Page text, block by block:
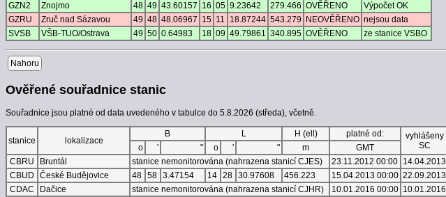
GZN2
Znojmo 48 49 43.60157 16 05 9.23642 279.466 OVĚŘENO
Výpočet OK
GZRU
Zruč nad Sázavou 49 48 48.06967 15 11 18.87244 543.279 NEOVĚŘENO nejsou data
SVSB
VŠB-TUO/Ostrava 49 50 0.64983 18 09 49.79861 340.895 OVĚŘENO ze stanice VSBO
Nahoru
Ověřené souřadnice stanic
Souřadnice jsou platné od data uvedeného v tabulce do 5.8.2026 (středa), včetně.
stanice lokalizace
B L H (ell) platné od:
vyhlášeny
SC
o ' " o ' " m
GMT
CBRU
Bruntál stanice nemonitorována (nahrazena stanicí CJES) 23.11.2012 00:00 14.04.2013
CBUD
České Budějovice 48 58 3.47154 14 28 30.97608 456.223 15.04.2013 00:00 22.09.2013
CDAC
Dačice stanice nemonitorována (nahrazena stanicí CJHR) 10.01.2016 00:00 10.01.2016